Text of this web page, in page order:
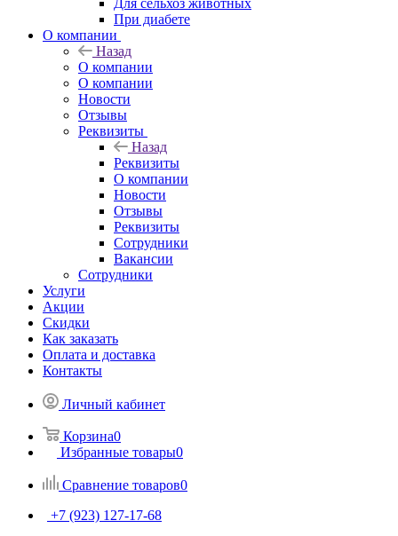
Для сельхоз животных
При диабете
О компании
Назад
О компании
О компании
Новости
Отзывы
Реквизиты
Назад
Реквизиты
О компании
Новости
Отзывы
Реквизиты
Сотрудники
Вакансии
Сотрудники
Услуги
Акции
Скидки
Как заказать
Оплата и доставка
Контакты
Личный кабинет
Корзина0
Избранные товары0
Сравнение товаров0
+7 (923) 127-17-68